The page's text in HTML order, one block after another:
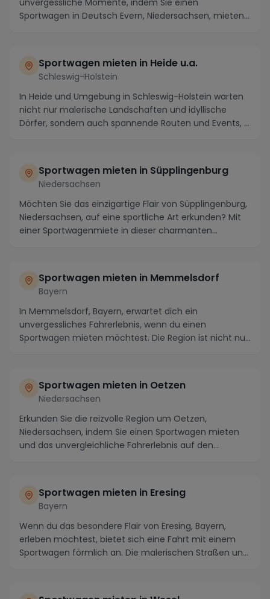
unvergessliche Momente, indem Sie einen
Sportwagen in Deutsch Evern, Niedersachsen, mieten.
Sportwagen mieten in Heide u.a.
Schleswig-Holstein
In Heide und Umgebung in Schleswig-Holstein warten
nicht nur malerische Landschaften und idyllische
Dörfer, sondern auch spannende Routen und Events, ...
Sportwagen mieten in Süpplingenburg
Niedersachsen
Möchten Sie das einzigartige Flair von Süpplingenburg,
Niedersachsen, auf eine sportliche Art erkunden? Mit
einer Sportwagenmiete in dieser charmanten...
Sportwagen mieten in Memmelsdorf
Bayern
In Memmelsdorf, Bayern, erwartet dich ein
unvergessliches Fahrerlebnis, wenn du einen
Sportwagen mieten möchtest. Die Region ist nicht nur
Sportwagen mieten in Oetzen
Niedersachsen
Erkunden Sie die reizvolle Region um Oetzen,
Niedersachsen, indem Sie einen Sportwagen mieten
und das unvergleichliche Fahrerlebnis auf den
Sportwagen mieten in Eresing
Bayern
Wenn du das besondere Flair von Eresing, Bayern,
erleben möchtest, bietet sich eine Fahrt mit einem
Sportwagen förmlich an. Die malerischen Straßen un...